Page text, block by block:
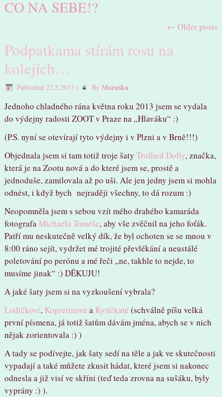
CO NA SEBE!?
← Older posts
Podpatkama stírám rosu na
kolejích…
Published 22.5.2013 | By Maruška
Jednoho chladného rána května roku 2013 jsem se vydala
do výdejny radosti ZOOT v Praze na „Hlaváku“ :)
(P.S. nyní se otevírají tyto výdejny i v Plzni a v Brně!!!)
Objednala jsem si tam totiž troje šatyTrollied Dolly, značka,
která je na Zootu nová a do které jsem se, prostě a
jednoduše, zamilovala až po uši. Ale jen jedny jsem si mohla
odnést, i když bych nejraději všechny, to dá rozum :)
Neopomněla jsem s sebou vzít mého drahého kamaráda
fotografaMichaela Tomeše, aby vše zvěčnil na jeho foťák.
Patří mu neskutečně velký dík, že byl ochoten se se mnou v
8:00 ráno sejít, vydržet mé trojité převlékání a neustálé
poletování po perónu a mé řeči „ne, takhle to nejde, to
musíme jinak“ :) DĚKUJU!
A jaké šaty jsem si na vyzkoušení vybrala?
Lodičkové, Kopretinové a Kytičkaté (schválně píšu velká
první písmena, já totiž šatům dávám jména, abych se v nich
nějak zorientovala :) )
A tady se podívejte, jak šaty sedí na těle a jak ve skutečnosti
vypadají a také můžete zkusit hádat, které jsem si nakonec
odnesla a již visí ve skříni (teď teda zrovna na sušáku, byly
vyprány :) ).